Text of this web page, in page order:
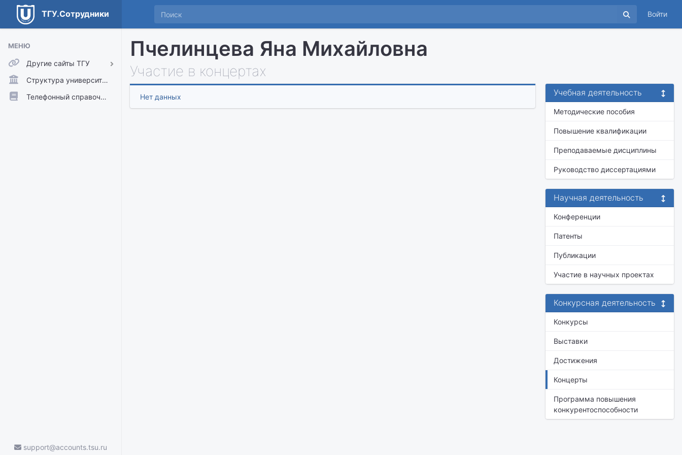
ТГУ.Сотрудники Войти
МЕНЮ
Другие сайты ТГУ
ТГУ.Аккаунты
ТГУ.Расписание
Структура университета
Телефонный справочник
support@accounts.tsu.ru
Пчелинцева Яна Михайловна
Участие в концертах
Нет данных Учебная деятельность
Методические пособия
Повышение квалификации
Преподаваемые дисциплины
Руководство диссертациями
Научная деятельность
Конференции
Патенты
Публикации
Участие в научных проектах
Конкурсная деятельность
Конкурсы
Выставки
Достижения
Концерты
Программа повышения
конкурентоспособности